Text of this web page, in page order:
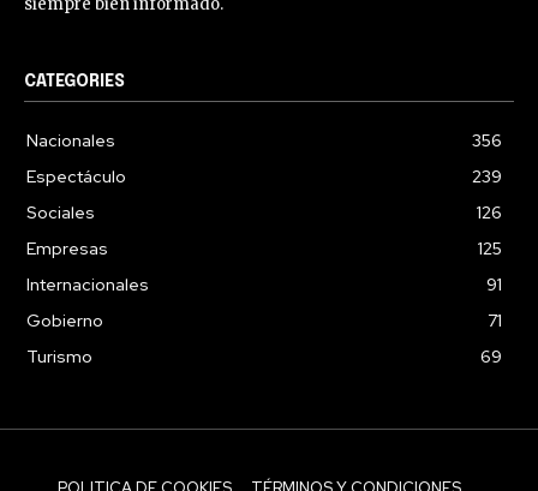
siempre bien informado.
CATEGORIES
Nacionales
356
Espectáculo
239
Sociales
126
Empresas
125
Internacionales
91
Gobierno
71
Turismo
69